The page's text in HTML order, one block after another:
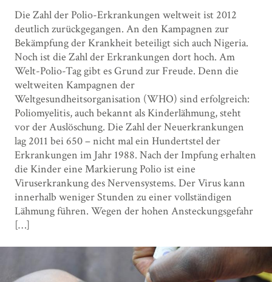
Die Zahl der Polio-Erkrankungen weltweit ist 2012
deutlich zurückgegangen. An den Kampagnen zur
Bekämpfung der Krankheit beteiligt sich auch Nigeria.
Noch ist die Zahl der Erkrankungen dort hoch. Am
Welt-Polio-Tag gibt es Grund zur Freude. Denn die
weltweiten Kampagnen der
Weltgesundheitsorganisation (WHO) sind erfolgreich:
Poliomyelitis, auch bekannt als Kinderlähmung, steht
vor der Auslöschung. Die Zahl der Neuerkrankungen
lag 2011 bei 650 – nicht mal ein Hundertstel der
Erkrankungen im Jahr 1988. Nach der Impfung erhalten
die Kinder eine Markierung Polio ist eine
Viruserkrankung des Nervensystems. Der Virus kann
innerhalb weniger Stunden zu einer vollständigen
Lähmung führen. Wegen der hohen Ansteckungsgefahr
[…]